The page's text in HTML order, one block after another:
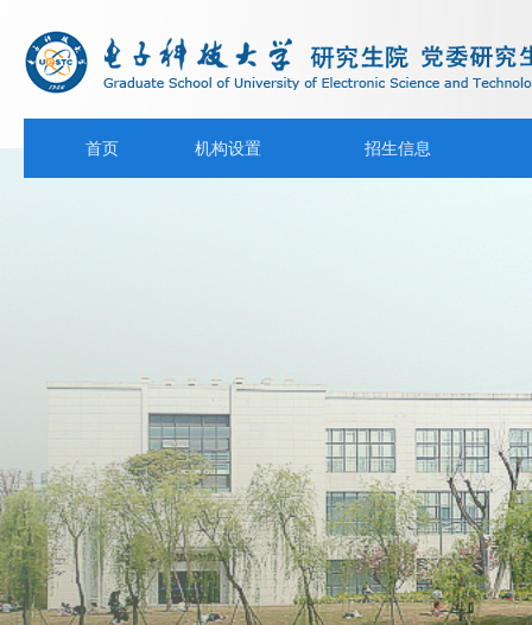
首页 机构设置 招生信息